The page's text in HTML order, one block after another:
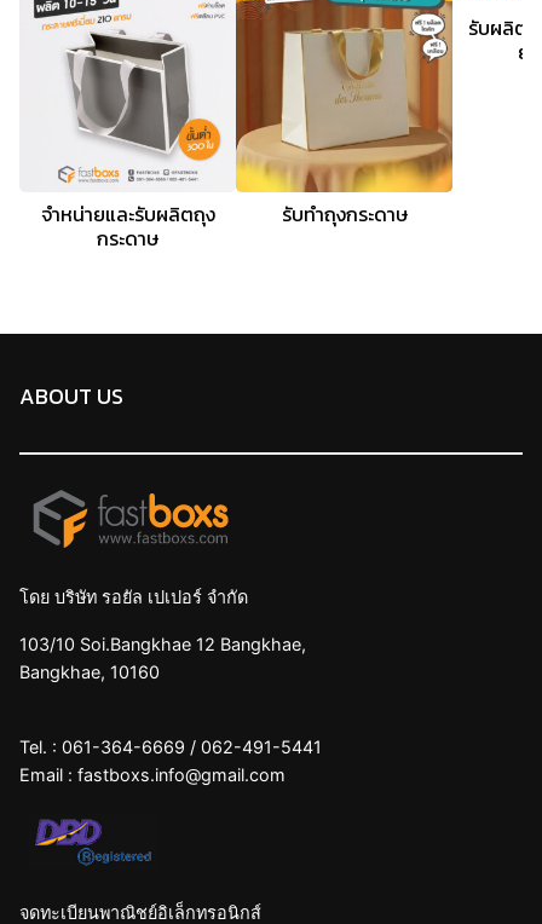
จำหน่ายและรับผลิตถุง
กระดาษ
รับทำถุงกระดาษ
รับผลิตถุ
ย
ABOUT US
โดย บริษัท รอยัล เปเปอร์ จำกัด
103/10 Soi.Bangkhae 12 Bangkhae,
Bangkhae, 10160
Tel. : 061-364-6669 / 062-491-5441
Email : fastboxs.info@gmail.com
จดทะเบียนพาณิชย์อิเล็กทรอนิกส์